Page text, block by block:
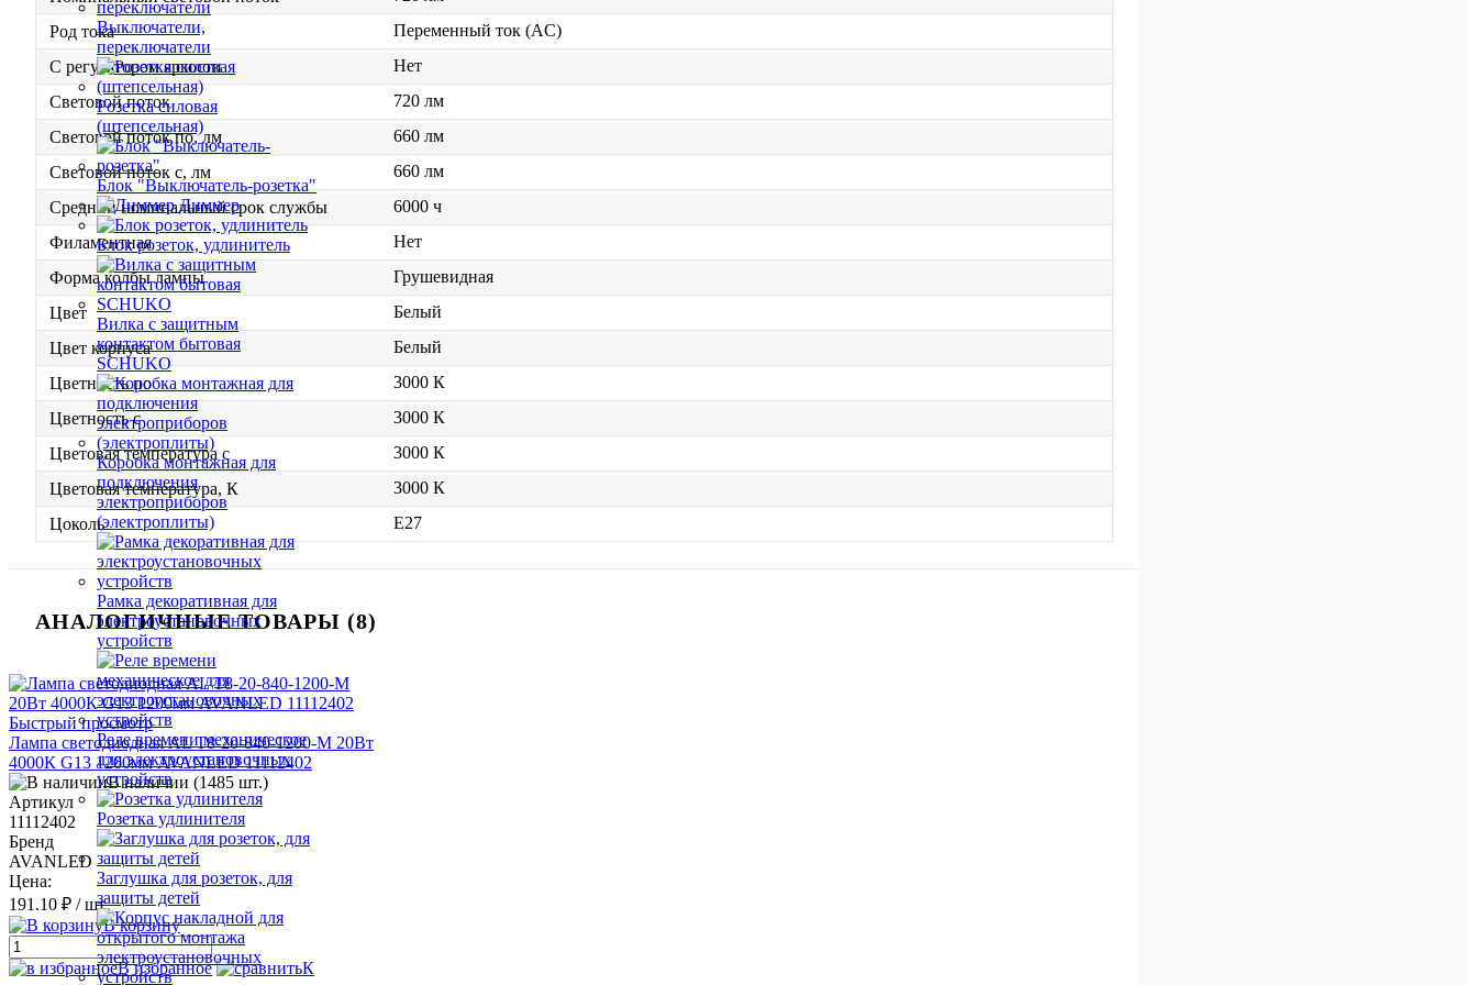
Выключатели,
переключатели
Розетка силовая
(штепсельная)
Блок "Выключатель-розетка"
Диммер
Блок розеток, удлинитель
Вилка с защитным
контактом бытовая
SCHUKO
Коробка монтажная для
подключения
электроприборов
(электроплиты)
Рамка декоративная для
электроустановочных
устройств
Реле времени механическое
для электроустановочных
устройств
Розетка удлинителя
Заглушка для розеток, для
защиты детей
Род тока
Переменный ток (AC)
С регулятором яркости
Нет
Световой поток
720 лм
Световой поток по, лм
660 лм
Световой поток с, лм
660 лм
Средний номинальный срок службы
6000 ч
Филаментная
Нет
Форма колбы лампы
Грушевидная
Цвет
Белый
Цвет корпуса
Белый
Цветность по
3000 К
Цветность с
3000 К
Цветовая температура с
3000 К
Цветовая температура, К
3000 К
Цоколь
E27
АНАЛОГИЧНЫЕ ТОВАРЫ (8)
Быстрый просмотр
Лампа светодиодная AL Т8-20-840-1200-М 20Вт
4000К G13 1200мм AVANLED 11112402
В наличии (1485 шт.)
Артикул
11112402
Бренд
AVANLED
Цена:
191.10 ₽ / шт.
В корзину
В избранное
К